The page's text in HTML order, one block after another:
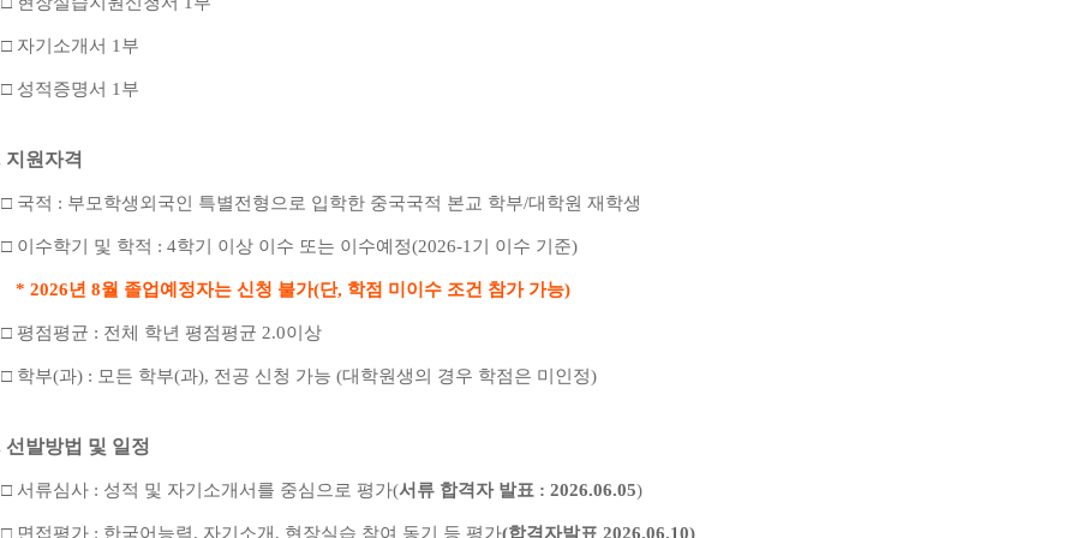
□ 자기소개서 1 부
□ 성적증명서 1 부
지원자격
□ 국적 : 부모학생외국인 특별전형으로 입학한 중국국적 본교 학부/대학원 재학생
□ 이수학기 및 학적 : 4학기 이상 이수 또는 이수예정(2026-1 기 이수 기준)
* 2026년8월 졸업예정자는 신청 불가(단, 학점 미이수 조건 참가 가능)
□ 평점평균 : 전체 학년 평점평균 2.0이상
□ 학부(과) : 모든 학부(과), 전공 신청 가능(대학원생의 경우 학점은 미인정)
선발방법 및 일정
□ 서류심사 : 성적 및 자기소개서를 중심으로 평가(서류 합격자 발표 : 2026.06.05)
□ 면접평가 : 한국어능력, 자기소개 , 현장실습 참여 동기 등 평가(합격자발표2026.06.10)